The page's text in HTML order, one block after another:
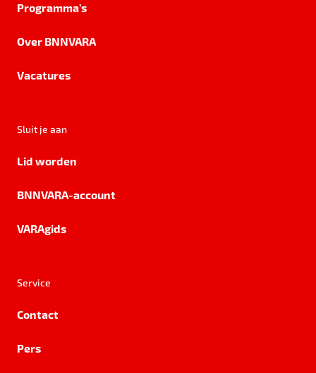
Programma's
Over BNNVARA
Vacatures
Sluit je aan
Lid worden
BNNVARA-account
VARAgids
Service
Contact
Pers